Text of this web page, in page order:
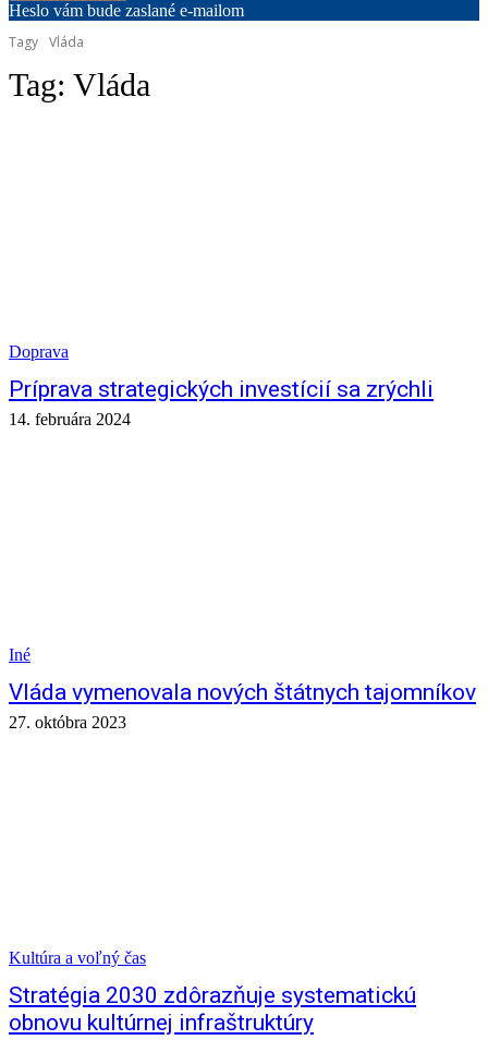
Heslo vám bude zaslané e-mailom
Tagy Vláda
Tag: Vláda
Doprava
Príprava strategických investícií sa zrýchli
14. februára 2024
Iné
Vláda vymenovala nových štátnych tajomníkov
27. októbra 2023
Kultúra a voľný čas
Stratégia 2030 zdôrazňuje systematickú
obnovu kultúrnej infraštruktúry